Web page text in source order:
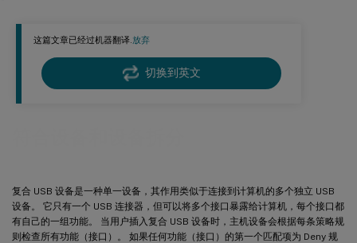
这篇文章已经过机器翻译.放弃
切换到英文
复合 USB 设备是一种单一设备，其作用类似于连接到计算机的多个独立 USB
设备。 它只有一个 USB 连接器，但可以将多个接口暴露给计算机，每个接口都
有自己的一组功能。 当用户插入复合 USB 设备时，主机设备会根据每条策略规
则检查所有功能（接口）。 如果任何功能（接口）的第一个匹配项为 Deny 规